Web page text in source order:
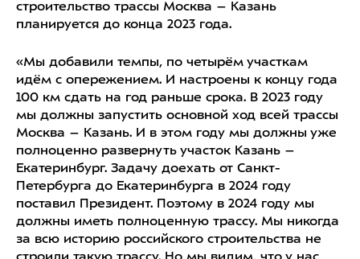
строительство трассы Москва – Казань
планируется до конца 2023 года.
«Мы добавили темпы, по четырём участкам
идём с опережением. И настроены к концу года
100 км сдать на год раньше срока. В 2023 году
мы должны запустить основной ход всей трассы
Москва – Казань. И в этом году мы должны уже
полноценно развернуть участок Казань –
Екатеринбург. Задачу доехать от Санкт-
Петербурга до Екатеринбурга в 2024 году
поставил Президент. Поэтому в 2024 году мы
должны иметь полноценную трассу. Мы никогда
за всю историю российского строительства не